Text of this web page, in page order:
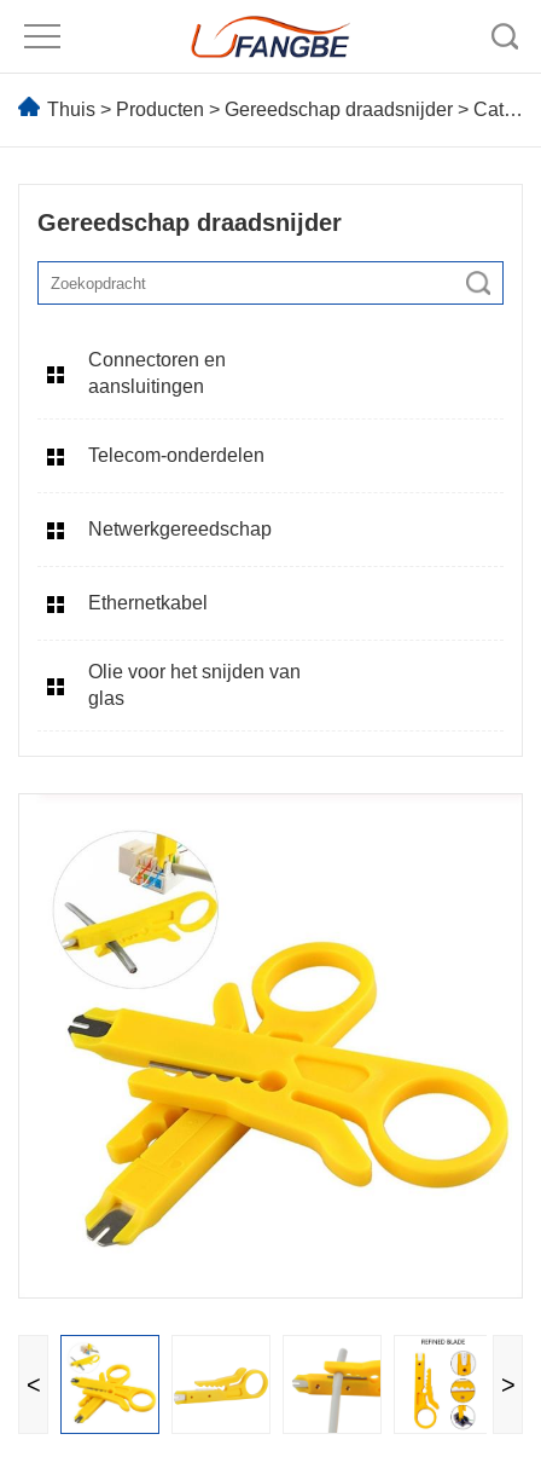
Thuis > Producten > Gereedschap draadsnijder > Cat6-kabelstripper
Gereedschap draadsnijder
Connectoren en
aansluitingen
Telecom-onderdelen
Netwerkgereedschap
Ethernetkabel
Olie voor het snijden van
glas
< >